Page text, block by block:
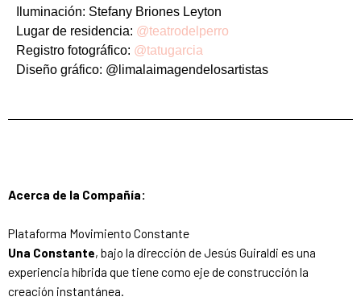
Iluminación: Stefany Briones Leyton
Lugar de residencia: @teatrodelperro
Registro fotográfico: @tatugarcia
Diseño gráfico: @limalaimagendelosartistas⠀⠀
Acerca de la Compañía:
Plataforma Movimiento Constante
Una Constante, bajo la dirección de Jesús Guiraldi es una
experiencia híbrida que tiene como eje de construcción la
creación instantánea.